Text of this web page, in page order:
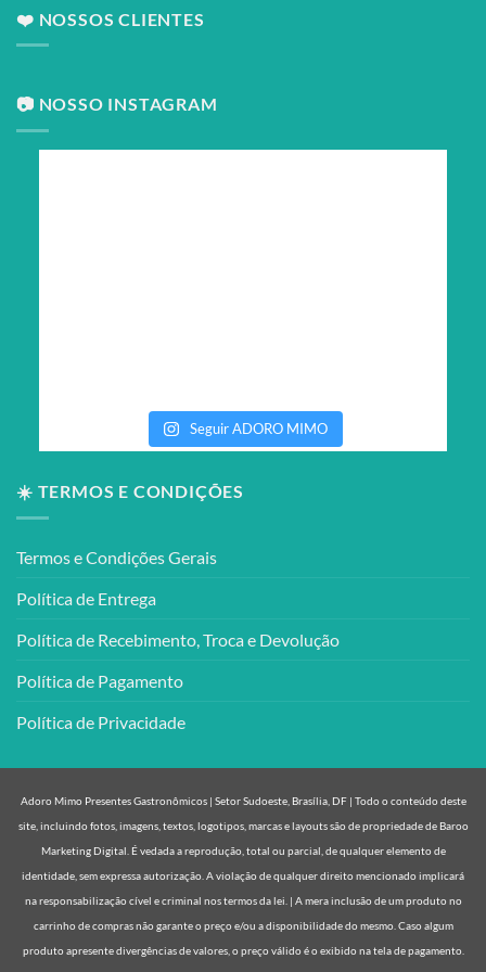
❤️ NOSSOS CLIENTES
📷 NOSSO INSTAGRAM
Seguir ADORO MIMO
☀️ TERMOS E CONDIÇÕES
Termos e Condições Gerais
Política de Entrega
Política de Recebimento, Troca e Devolução
Política de Pagamento
Política de Privacidade
Adoro Mimo Presentes Gastronômicos | Setor Sudoeste, Brasília, DF | Todo o conteúdo deste
site, incluindo fotos, imagens, textos, logotipos, marcas e layouts são de propriedade de Baroo
Marketing Digital. É vedada a reprodução, total ou parcial, de qualquer elemento de
identidade, sem expressa autorização. A violação de qualquer direito mencionado implicará
na responsabilização cível e criminal nos termos da lei. | A mera inclusão de um produto no
carrinho de compras não garante o preço e/ou a disponibilidade do mesmo. Caso algum
produto apresente divergências de valores, o preço válido é o exibido na tela de pagamento.